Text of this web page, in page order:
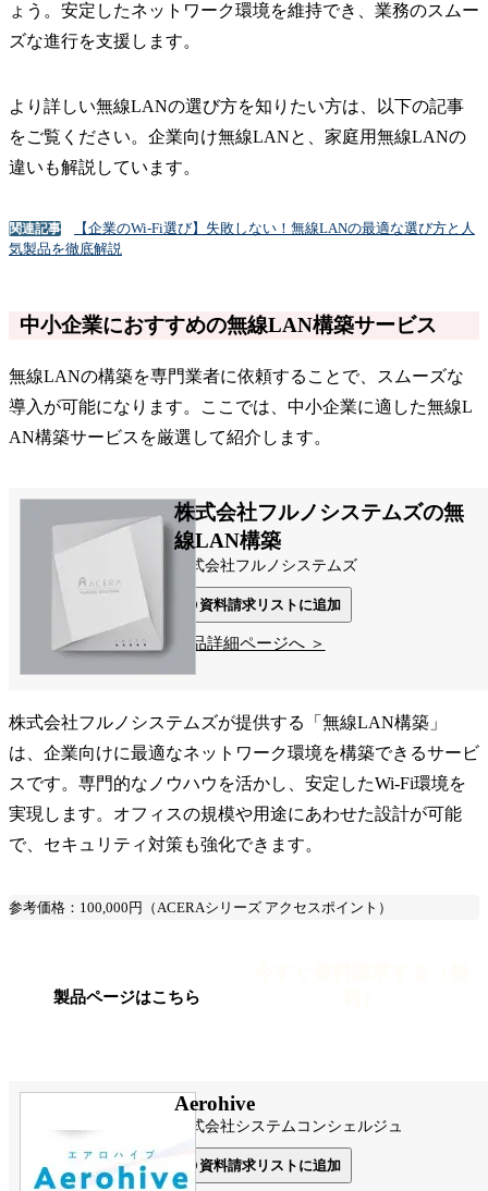
ょう。安定したネットワーク環境を維持でき、業務のスムー
ズな進行を支援します。
より詳しい無線LANの選び方を知りたい方は、以下の記事
をご覧ください。企業向け無線LANと、家庭用無線LANの
違いも解説しています。
関連記事
【企業のWi-Fi選び】失敗しない！無線LANの最適な選び方と人
気製品を徹底解説
中小企業におすすめの無線LAN構築サービス
無線LANの構築を専門業者に依頼することで、スムーズな
導入が可能になります。ここでは、中小企業に適した無線L
AN構築サービスを厳選して紹介します。
株式会社フルノシステムズの無
線LAN構築
株式会社フルノシステムズ
資料請求リストに追加
製品詳細ページへ ＞
株式会社フルノシステムズが提供する「無線LAN構築」
は、企業向けに最適なネットワーク環境を構築できるサービ
スです。専門的なノウハウを活かし、安定したWi-Fi環境を
実現します。オフィスの規模や用途にあわせた設計が可能
で、セキュリティ対策も強化できます。
参考価格：100,000円（ACERAシリーズ アクセスポイント）
製品ページはこちら
Aerohive
株式会社システムコンシェルジュ
資料請求リストに追加